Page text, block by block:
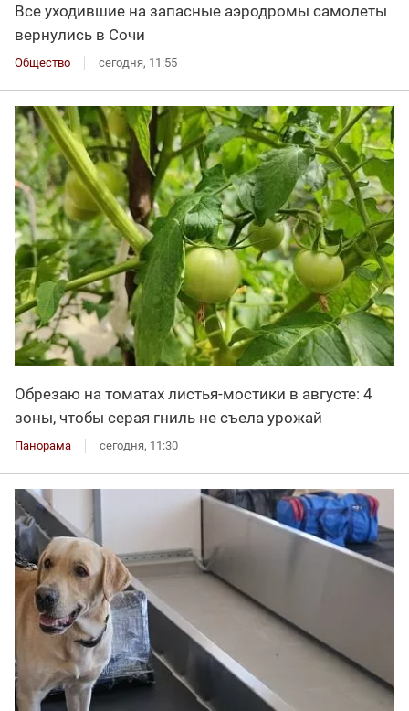
Все уходившие на запасные аэродромы самолеты
вернулись в Сочи
Общество сегодня, 11:55
Обрезаю на томатах листья-мостики в августе: 4
зоны, чтобы серая гниль не съела урожай
Панорама сегодня, 11:30